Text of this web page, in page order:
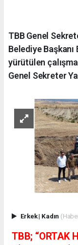
TBB Genel
Belediye
yürütülen
Genel Sekreter
Erkek| Kadın
TBB; “ORTAK